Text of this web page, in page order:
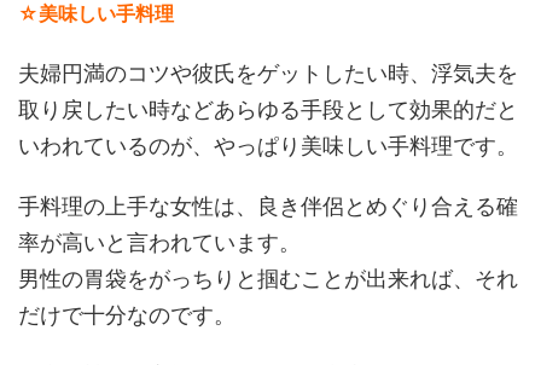
☆美味しい手料理
夫婦円満のコツや彼氏をゲットしたい時、浮気夫を
取り戻したい時などあらゆる手段として効果的だと
いわれているのが、やっぱり美味しい手料理です。
手料理の上手な女性は、良き伴侶とめぐり合える確
率が高いと言われています。
男性の胃袋をがっちりと掴むことが出来れば、それ
だけで十分なのです。